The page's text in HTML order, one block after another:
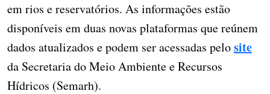
em rios e reservatórios. As informações estão
disponíveis em duas novas plataformas que reúnem
dados atualizados e podem ser acessadas pelosite
da Secretaria do Meio Ambiente e Recursos
Hídricos (Semarh).